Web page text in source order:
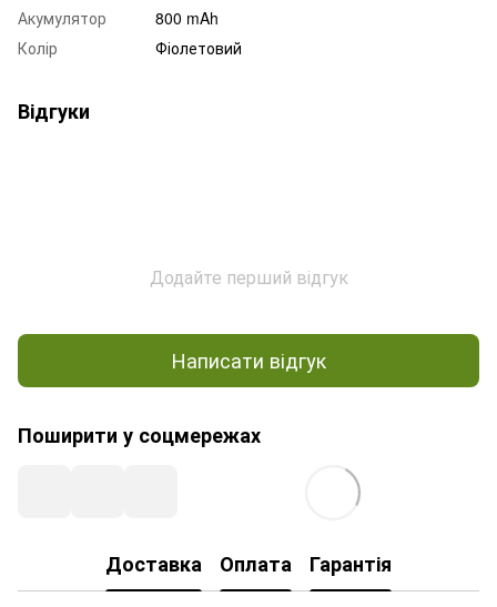
Акумулятор
800 mAh
Колір
Фіолетовий
Відгуки
Додайте перший відгук
Написати відгук
Поширити у соцмережах
Доставка Оплата Гарантія